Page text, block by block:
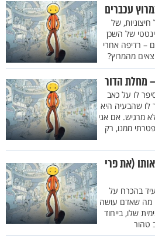
עכברים
של
של השכן
– רדיפה אחרי
מהמרוץ?
מחלת הדור
לו על כאב
לו שהבעיה היא
מרגיש. אם אני
ממנו, רק
(את פרי
בהכרח על
מה שאדם עושה
שלו, בייחוד
טהור